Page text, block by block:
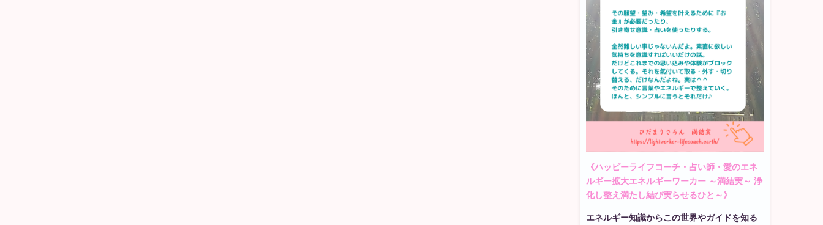
《ハッピーライフコーチ・占い師・愛のエネ
ルギー拡大エネルギーワーカー ～満結実～ 浄
化し整え満たし結び実らせるひと～》
エネルギー知識からこの世界やガイドを知る